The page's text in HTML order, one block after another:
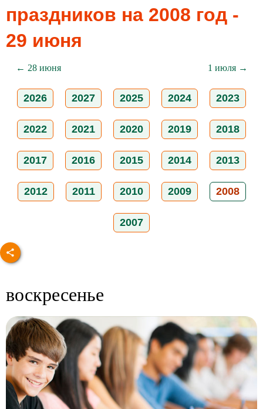
праздников на 2008 год -
29 июня
← 28 июня 1 июля →
2026 2027 2025 2024 2023
2022 2021 2020 2019 2018
2017 2016 2015 2014 2013
2012 2011 2010 2009 2008
2007
воскресенье